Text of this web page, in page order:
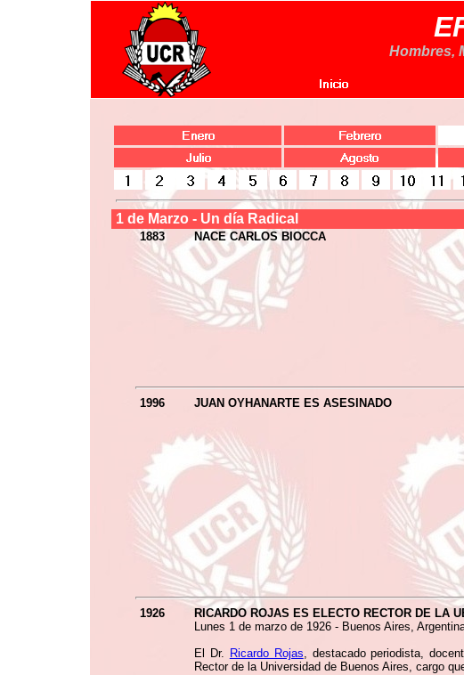
Hombres,
1 de Marzo - Un día Radical
1883 NACE CARLOS BIOCCA
1996 JUAN OYHANARTE ES ASESINADO
1926
RICARDO ROJAS ES ELECTO RECTOR DE LA
Lunes 1 de marzo de 1926 - Buenos Aires,
El Dr. Ricardo Rojas, destacado periodista,
Rector de la Universidad de Buenos Aires, cargo